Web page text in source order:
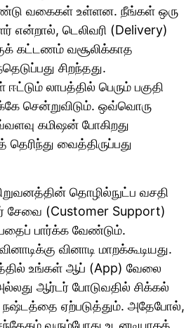
வகைகள் உள்ளன. நீங்கள் ஒரு
என்றால், டெலிவரி (Delivery)
கட்டணம் வசூலிக்காத
சிறந்தது.
லாபத்தில் பெரும் பகுதி
சென்றுவிடும். ஒவ்வொரு
கமிஷன் போகிறது
வைத்திருப்பது
தொழில்நுட்ப வசதி
சேவை (Customer Support)
பார்க்க வேண்டும்.
வினாடி மாறக்கூடியது.
உங்கள் ஆப் (App) வேலை
ஆர்டர் போடுவதில் சிக்கல்
நஷ்டத்தை ஏற்படுத்தும். அதேபோல்,
வரும்போது உடனடியாகத்